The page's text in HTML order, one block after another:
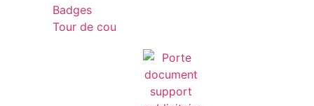
Badges
Tour de cou